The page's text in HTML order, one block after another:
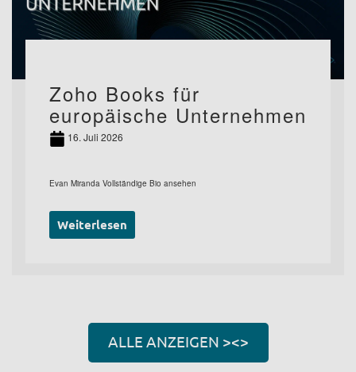
Zoho Books für
europäische Unternehmen
16. Juli 2026
Evan Miranda Vollständige Bio ansehen
Weiterlesen
ALLE ANZEIGEN ><>